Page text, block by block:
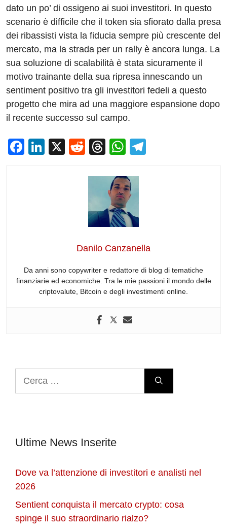
dato un po’ di ossigeno ai suoi investitori. In questo
scenario è difficile che il token sia sfiorato dalla presa
dei ribassisti vista la fiducia sempre più crescente del
mercato, ma la strada per un rally è ancora lunga. La
sua soluzione di scalabilità è stata sicuramente il
motivo trainante della sua ripresa innescando un
sentiment positivo tra gli investitori fedeli a questo
progetto che mira ad una maggiore espansione dopo
il recente successo sul campo.
F
Li
X
R
d
di
t
T
e
a
d
s
W
at
s
A
p
p
Danilo Canzanella
Da anni sono copywriter e redattore di blog di tematiche
finanziarie ed economiche. Tra le mie passioni il mondo delle
criptovalute, Bitcoin e degli investimenti online.
Ultime News Inserite
Dove va l’attenzione di investitori e analisti nel
2026
Sentient conquista il mercato crypto: cosa
spinge il suo straordinario rialzo?